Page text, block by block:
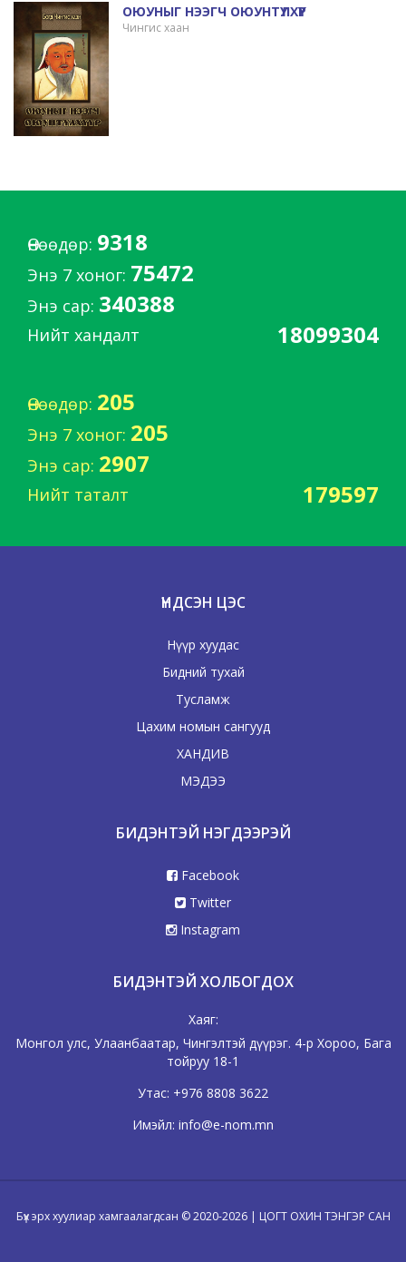
ОЮУНЫГ НЭЭГЧ ОЮУНТҮЛХҮҮР
Чингис хаан
Өнөөдөр: 9318
Энэ 7 хоног: 75472
Энэ сар: 340388
Нийт хандалт 18099304
Өнөөдөр: 205
Энэ 7 хоног: 205
Энэ сар: 2907
Нийт таталт 179597
ҮНДСЭН ЦЭС
Нүүр хуудас
Бидний тухай
Тусламж
Цахим номын сангууд
ХАНДИВ
МЭДЭЭ
БИДЭНТЭЙ НЭГДЭЭРЭЙ
Facebook
Twitter
Instagram
БИДЭНТЭЙ ХОЛБОГДОХ
Хаяг:
Монгол улс, Улаанбаатар, Чингэлтэй дүүрэг. 4-р Хороо, Бага
тойруу 18-1
Утас: +976 8808 3622
Имэйл: info@e-nom.mn
Бүх эрх хуулиар хамгаалагдсан © 2020-2026 | ЦОГТ ОХИН ТЭНГЭР САН